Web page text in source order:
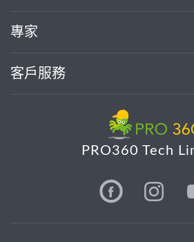
專家
客戶服務
PRO360 Tech